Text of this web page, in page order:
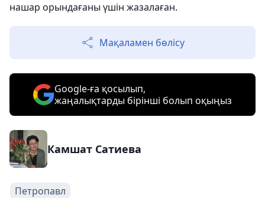
нашар орындағаны үшін жазалаған.
Мақаламен бөлісу
Google-ға қосылып,
жаңалықтарды бірінші болып оқыңыз
Камшат Сатиева
Петропавл